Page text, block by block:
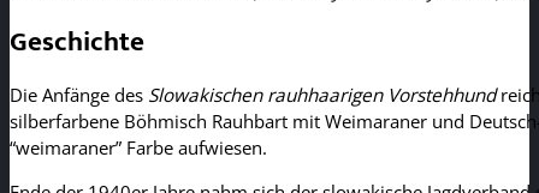
Geschichte
Die Anfänge des Slowakischen rauhhaarigen Vorstehhund
silberfarbene Böhmisch Rauhbart mit Weimaraner und
“weimaraner” Farbe aufwiesen.